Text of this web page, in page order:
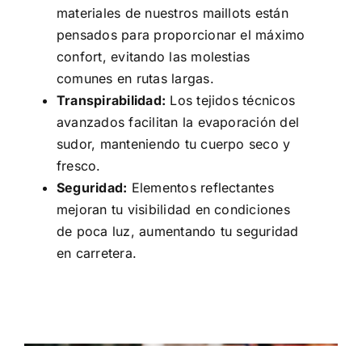
materiales de nuestros maillots están
pensados para proporcionar el máximo
confort, evitando las molestias
comunes en rutas largas.
Transpirabilidad: Los tejidos técnicos
avanzados facilitan la evaporación del
sudor, manteniendo tu cuerpo seco y
fresco.
Seguridad: Elementos reflectantes
mejoran tu visibilidad en condiciones
de poca luz, aumentando tu seguridad
en carretera.